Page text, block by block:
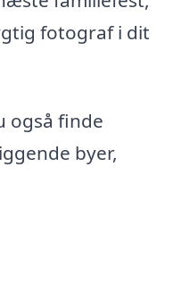
fotograf i dit
også finde
byer,